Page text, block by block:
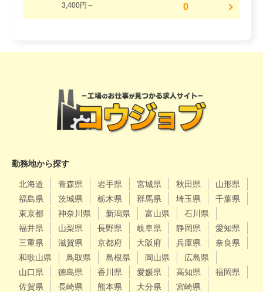
3,400円～ 0
勤務地から探す
北海道 青森県 岩手県 宮城県 秋田県
山形県
福島県
茨城県 栃木県 群馬県 埼玉県
千葉県
東京都
神奈川県 新潟県 富山県
石川県
福井県
山梨県 長野県 岐阜県 静岡県
愛知県
三重県
滋賀県 京都府 大阪府 兵庫県
奈良県
和歌山県
鳥取県 島根県 岡山県
広島県
山口県
徳島県 香川県 愛媛県 高知県
福岡県
佐賀県
長崎県 熊本県 大分県
宮崎県